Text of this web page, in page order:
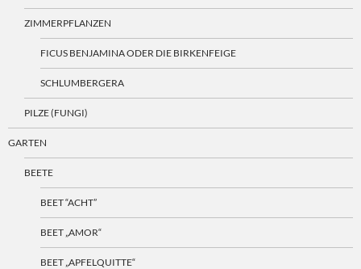
ZIMMERPFLANZEN
FICUS BENJAMINA ODER DIE BIRKENFEIGE
SCHLUMBERGERA
PILZE (FUNGI)
GARTEN
BEETE
BEET “ACHT”
BEET „AMOR“
BEET „APFELQUITTE“